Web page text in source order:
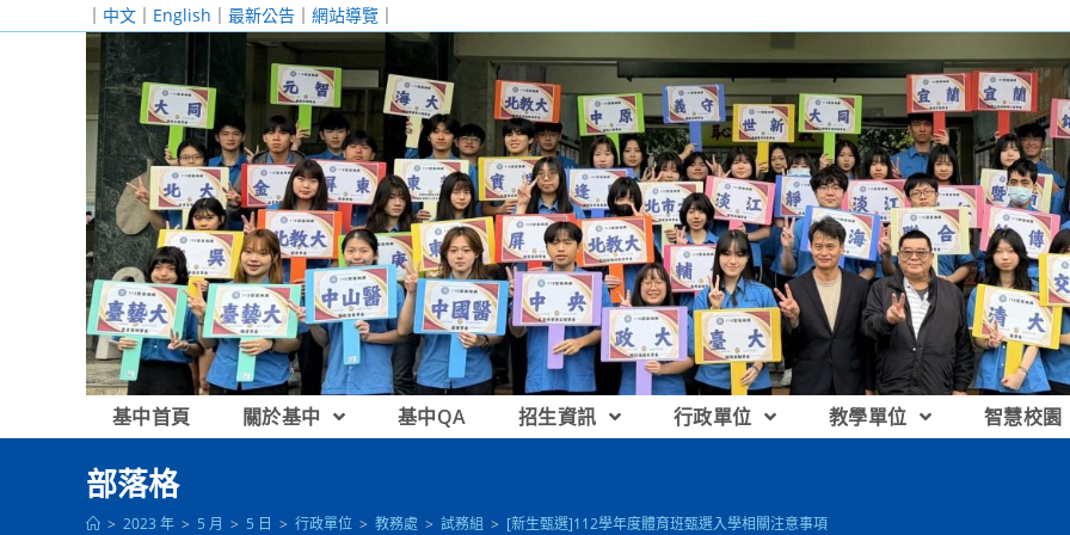
｜ 中文 ｜ English ｜ 最新公告 ｜ 網站導覽 ｜
基中首頁 關於基中 基中QA 招生資訊 行政單位 教學單位 智慧校園
部落格
> 2023 年 > 5 月 > 5 日 > 行政單位 > 教務處 > 試務組 > [新生甄選]112學年度體育班甄選入學相關注意事項